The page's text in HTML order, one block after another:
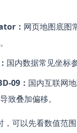
： 网页地图底图
国内数据常见坐标
09： 国内互联网
致叠加偏移。
，可以先看数值范